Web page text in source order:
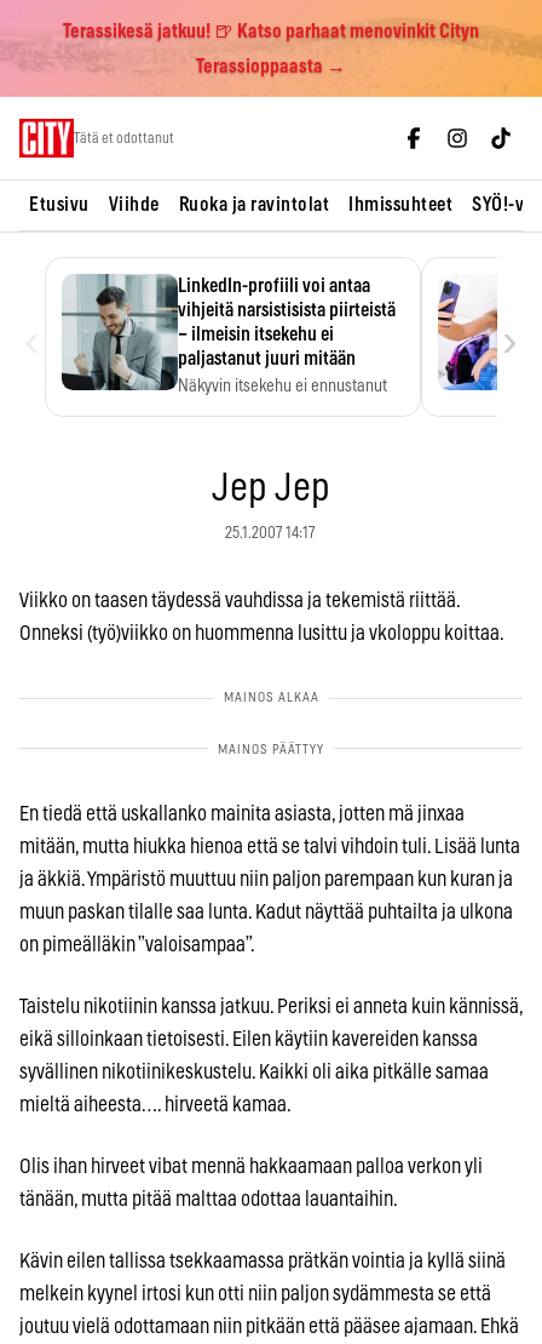
Terassikesä jatkuu! 🍺 Katso parhaat menovinkit Cityn
Terassioppaasta →
Tätä et odottanut
Etusivu Viihde Ruoka ja ravintolat Ihmissuhteet SYÖ!-
LinkedIn-profiili voi antaa
vihjeitä narsistisista piirteistä
– ilmeisin itsekehu ei
paljastanut juuri mitään
Näkyvin itsekehu ei ennustanut
›
Jep Jep
25.1.2007 14:17
Viikko on taasen täydessä vauhdissa ja tekemistä riittää.
Onneksi (työ)viikko on huommenna lusittu ja vkoloppu koittaa.
En tiedä että uskallanko mainita asiasta, jotten mä jinxaa
mitään, mutta hiukka hienoa että se talvi vihdoin tuli. Lisää lunta
ja äkkiä. Ympäristö muuttuu niin paljon parempaan kun kuran ja
muun paskan tilalle saa lunta. Kadut näyttää puhtailta ja ulkona
on pimeälläkin ”valoisampaa”.
Taistelu nikotiinin kanssa jatkuu. Periksi ei anneta kuin kännissä,
eikä silloinkaan tietoisesti. Eilen käytiin kavereiden kanssa
syvällinen nikotiinikeskustelu. Kaikki oli aika pitkälle samaa
mieltä aiheesta…. hirveetä kamaa.
Olis ihan hirveet vibat mennä hakkaamaan palloa verkon yli
tänään, mutta pitää malttaa odottaa lauantaihin.
Kävin eilen tallissa tsekkaamassa prätkän vointia ja kyllä siinä
melkein kyynel irtosi kun otti niin paljon sydämmesta se että
joutuu vielä odottamaan niin pitkään että pääsee ajamaan. Ehkä